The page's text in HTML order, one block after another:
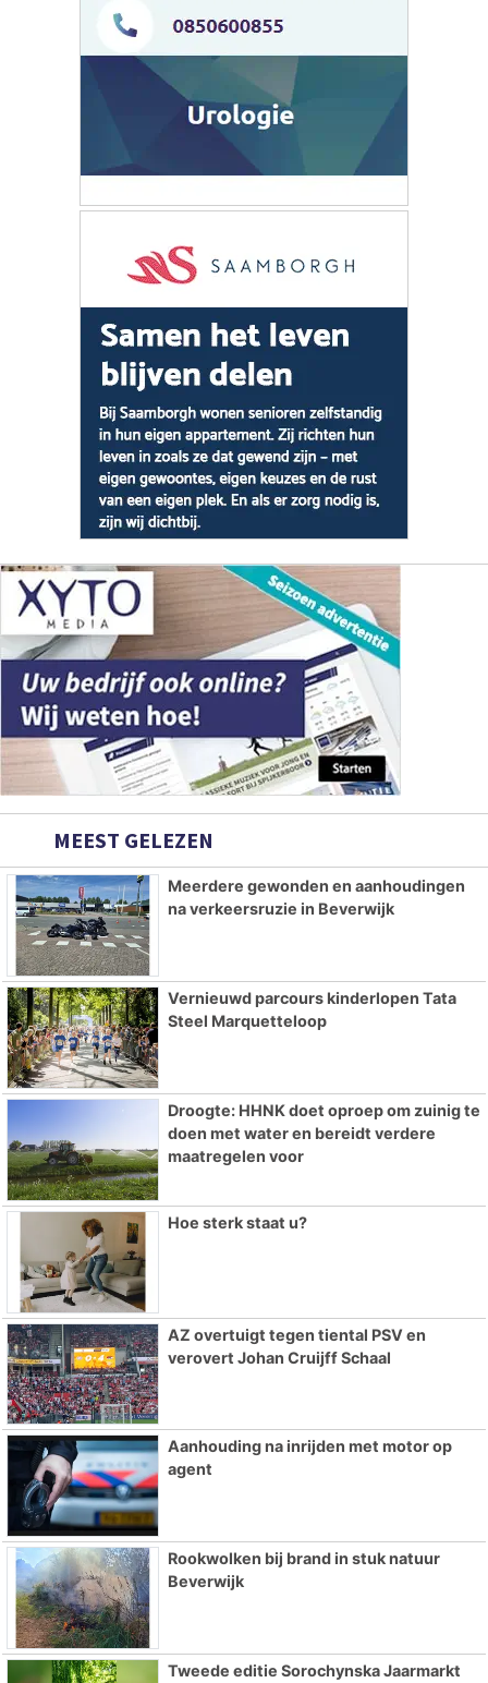
MEEST GELEZEN
Meerdere gewonden en aanhoudingen
na verkeersruzie in Beverwijk
Vernieuwd parcours kinderlopen Tata
Steel Marquetteloop
Droogte: HHNK doet oproep om zuinig te
doen met water en bereidt verdere
maatregelen voor
Hoe sterk staat u?
AZ overtuigt tegen tiental PSV en
verovert Johan Cruijff Schaal
Aanhouding na inrijden met motor op
agent
Rookwolken bij brand in stuk natuur
Beverwijk
Tweede editie Sorochynska Jaarmarkt